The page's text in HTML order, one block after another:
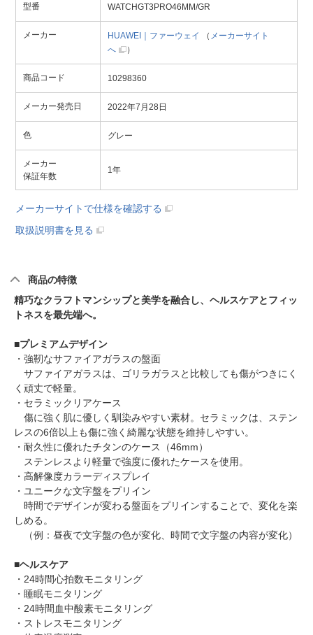
型番 WATCHGT3PRO46MM/GR
メーカー HUAWEI｜ファーウェイ （ メーカーサイト
へ
）
商品コード 10298360
メーカー発売日 2022年7月28日
色 グレー
メーカー
保証年数
1年
メーカーサイトで仕様を確認する
取扱説明書を見る
商品の特徴
精巧なクラフトマンシップと美学を融合し、ヘルスケアとフィッ
トネスを最先端へ。
■プレミアムデザイン
・強靭なサファイアガラスの盤面
サファイアガラスは、ゴリラガラスと比較しても傷がつきにく
く頑丈で軽量。
・セラミックリアケース
傷に強く肌に優しく馴染みやすい素材。セラミックは、ステン
レスの6倍以上も傷に強く綺麗な状態を維持しやすい。
・耐久性に優れたチタンのケース（46mm）
ステンレスより軽量で強度に優れたケースを使用。
・高解像度カラーディスプレイ
・ユニークな文字盤をプリイン
時間でデザインが変わる盤面をプリインすることで、変化を楽
しめる。
（例：昼夜で文字盤の色が変化、時間で文字盤の内容が変化）
■ヘルスケア
・24時間心拍数モニタリング
・睡眠モニタリング
・24時間血中酸素モニタリング
・ストレスモニタリング